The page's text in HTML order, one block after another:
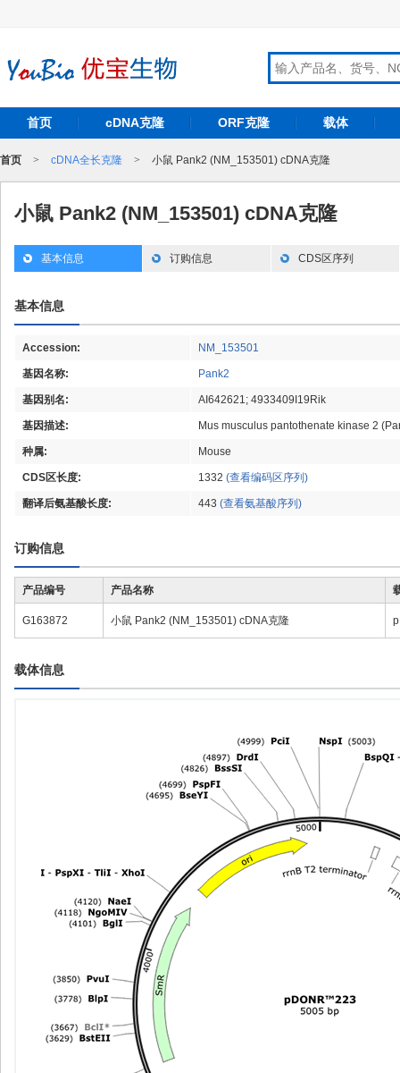
首页 cDNA克隆 ORF克隆 载体
首页 > cDNA全长克隆 > 小鼠 Pank2 (NM_153501) cDNA克隆
小鼠 Pank2 (NM_153501) cDNA克隆
基本信息 订购信息 CDS区序列
基本信息
Accession: NM_153501
基因名称: Pank2
基因别名: AI642621; 4933409I19Rik
基因描述: Mus musculus pantothenate kinase 2
种属: Mouse
CDS区长度: 1332 (查看编码区序列)
翻译后氨基酸长度: 443 (查看氨基酸序列)
订购信息
产品编号 产品名称
G163872 小鼠 Pank2 (NM_153501) cDNA克隆
载体信息